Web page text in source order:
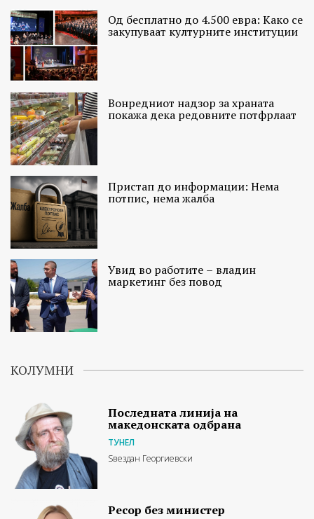
Од бесплатно до 4.500 евра: Како се
закупуваат културните институции
Вонредниот надзор за храната
покажа дека редовните потфрлаат
Пристап до информации: Нема
потпис, нема жалба
Увид во работите – владин
маркетинг без повод
КОЛУМНИ
Последната линија на
македонската одбрана
ТУНЕЛ
Ѕвездан Георгиевски
Ресор без министер